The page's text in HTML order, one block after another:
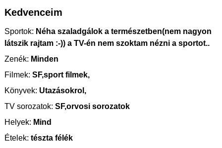
Kedvenceim
Sportok: Néha szaladgálok a természetben(nem nagyon
látszik rajtam :-)) a TV-én nem szoktam nézni a sportot..
Zenék: Minden
Filmek: SF,sport filmek,
Könyvek: Utazásokrol,
TV sorozatok: SF,orvosi sorozatok
Helyek: Mind
Ételek: tészta félék